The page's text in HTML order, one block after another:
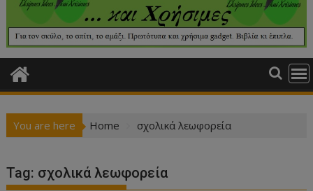
You are here Home σχολικά λεωφορεία
Tag: σχολικά λεωφορεία